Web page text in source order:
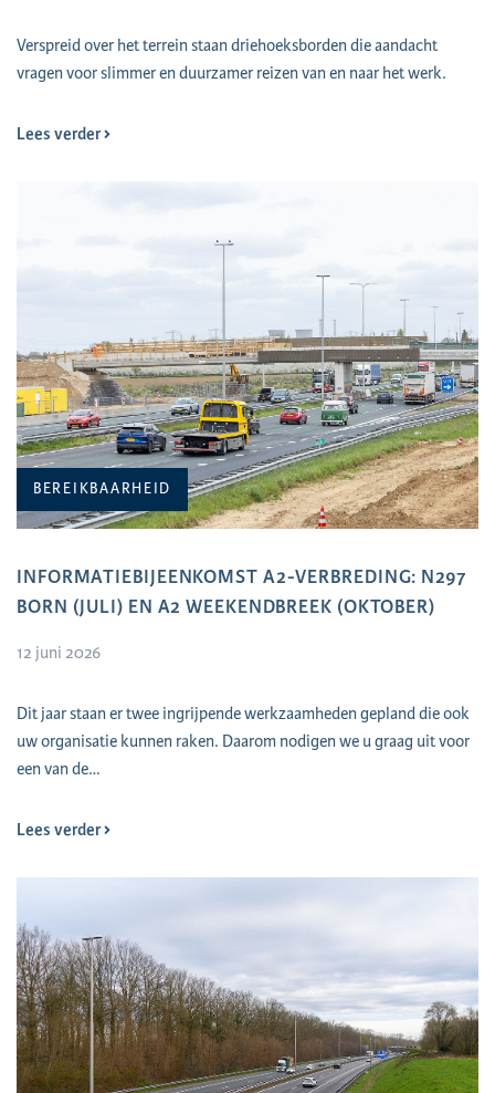
Verspreid over het terrein staan driehoeksborden die aandacht
vragen voor slimmer en duurzamer reizen van en naar het werk.
Lees verder
BEREIKBAARHEID
INFORMATIEBIJEENKOMST A2-VERBREDING: N297
BORN (JULI) EN A2 WEEKENDBREEK (OKTOBER)
12 juni 2026
Dit jaar staan er twee ingrijpende werkzaamheden gepland die ook
uw organisatie kunnen raken. Daarom nodigen we u graag uit voor
een van de…
Lees verder